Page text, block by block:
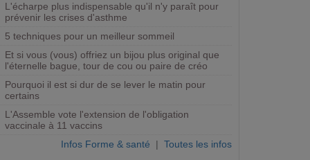
L'écharpe plus indispensable qu'il n'y paraît pour
prévenir les crises d'asthme
5 techniques pour un meilleur sommeil
Et si vous (vous) offriez un bijou plus original que
l'éternelle bague, tour de cou ou paire de créo
Pourquoi il est si dur de se lever le matin pour
certains
L'Assemble vote l'extension de l'obligation
vaccinale à 11 vaccins
Infos Forme & santé | Toutes les infos